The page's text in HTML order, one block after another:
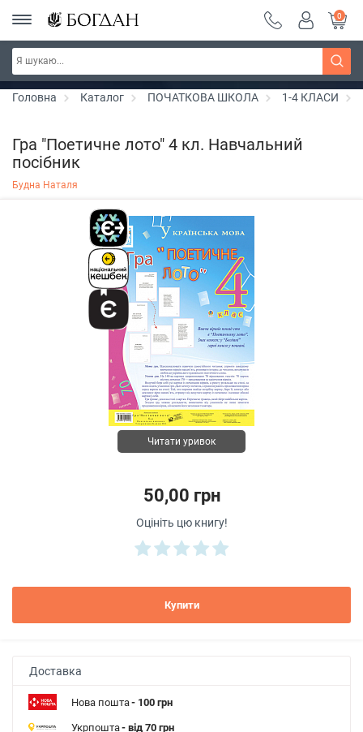
Серія "Вандербікери" ~ знижка 25%
0
Головна Каталог ПОЧАТКОВА ШКОЛА 1-4 КЛАСИ
Гра "Поетичне лото" 4 кл. Навчальний
посібник
Будна Наталя
Читати уривок
50,00 грн
Оцініть цю книгу!
Купити
Доставка
Нова пошта- 100 грн
Укрпошта- від 70 грн